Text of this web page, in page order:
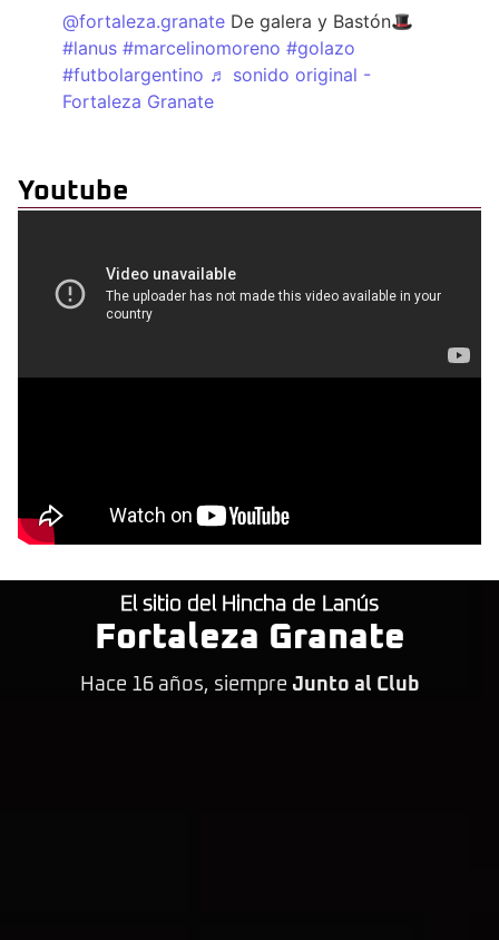
@fortaleza.granate De galera y Bastón🎩
#lanus #marcelinomoreno #golazo
#futbolargentino ♬ sonido original -
Fortaleza Granate
Youtube
El sitio del Hincha de Lanús
Fortaleza Granate
Hace 16 años, siempre Junto al Club